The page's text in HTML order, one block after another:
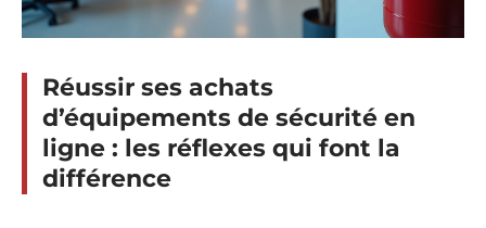
Réussir ses achats
d’équipements de sécurité en
ligne : les réflexes qui font la
différence